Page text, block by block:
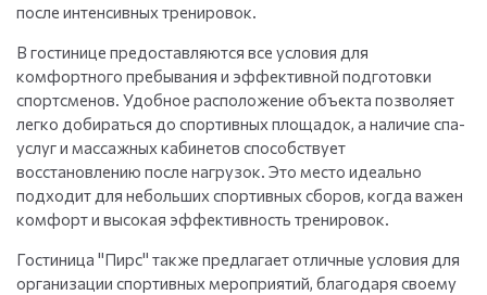
после интенсивных тренировок.
В гостинице предоставляются все условия для
комфортного пребывания и эффективной подготовки
спортсменов. Удобное расположение объекта позволяет
легко добираться до спортивных площадок, а наличие спа-
услуг и массажных кабинетов способствует
восстановлению после нагрузок. Это место идеально
подходит для небольших спортивных сборов, когда важен
комфорт и высокая эффективность тренировок.
Гостиница "Пирс" также предлагает отличные условия для
организации спортивных мероприятий, благодаря своему